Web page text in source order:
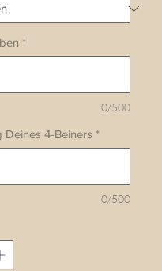
*
0/500
Deines 4-Beiners *
0/500